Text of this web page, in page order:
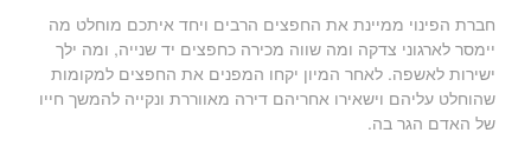
חברת הפינוי ממיינת את החפצים הרבים ויחד איתכם מוחלט מה
יימסר לארגוני צדקה ומה שווה מכירה כחפצים יד שנייה, ומה ילך
ישירות לאשפה. לאחר המיון יקחו המפנים את החפצים למקומות
שהוחלט עליהם וישאירו אחריהם דירה מאווררת ונקייה להמשך חייו
של האדם הגר בה.